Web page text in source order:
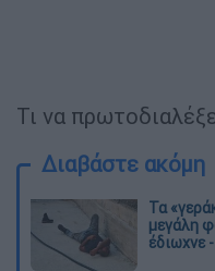
Τι να
Διαβάστε ακόμη
Τα
μεγάλη
έδιωχνε